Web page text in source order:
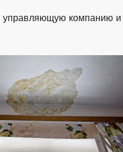
управляющую компанию и